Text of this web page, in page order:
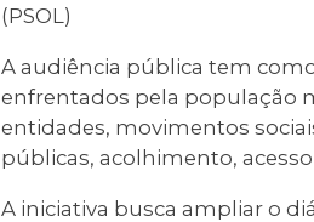
(PSOL)
A audiência pública tem
enfrentados pela população
entidades, movimentos
públicas, acolhimento,
A iniciativa busca ampliar o